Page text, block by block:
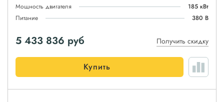
Мощность двигателя
185 кВт
Питание
380 В
5 433 836 руб Получить скидку
Купить